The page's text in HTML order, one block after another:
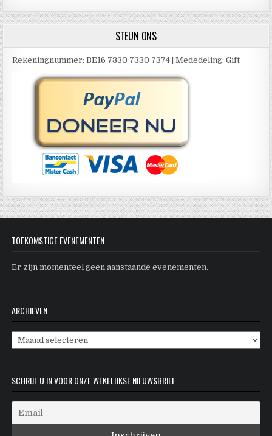
STEUN ONS
Rekeningnummer: BE16 7330 7330 7374 | Mededeling: Gift
TOEKOMSTIGE EVENEMENTEN
Er zijn momenteel geen aanstaande evenementen.
ARCHIEVEN
Archieven
SCHRIJF U IN VOOR ONZE WEKELIJKSE NIEUWSBRIEF